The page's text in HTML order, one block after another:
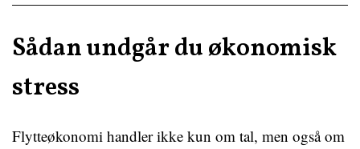
Sådan undgår du økonomisk
stress
Flytteøkonomi handler ikke kun om tal, men også om